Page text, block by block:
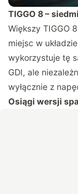
TIGGO 8 –
Większy TIGGO
miejsc w
wykorzystuje tę
GDI, ale
wyłącznie z
Osiągi wersji